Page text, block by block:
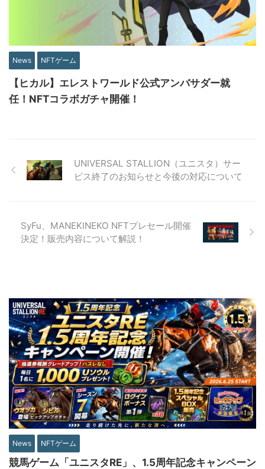
News NFTゲーム
【ヒカル】エレストワールド公式アンバサダー就
任！NFTコラボガチャ開催！
UNIVERSAL STALLION（ユニスタ）サー
ビス終了のお知らせと今後の対応について
SyFu、MANEKINEKO NFTプレセール開催
決定！販売内容について解説！
News NFTゲーム
競馬ゲーム「ユニスタRE」、1.5周年記念キャンペーン